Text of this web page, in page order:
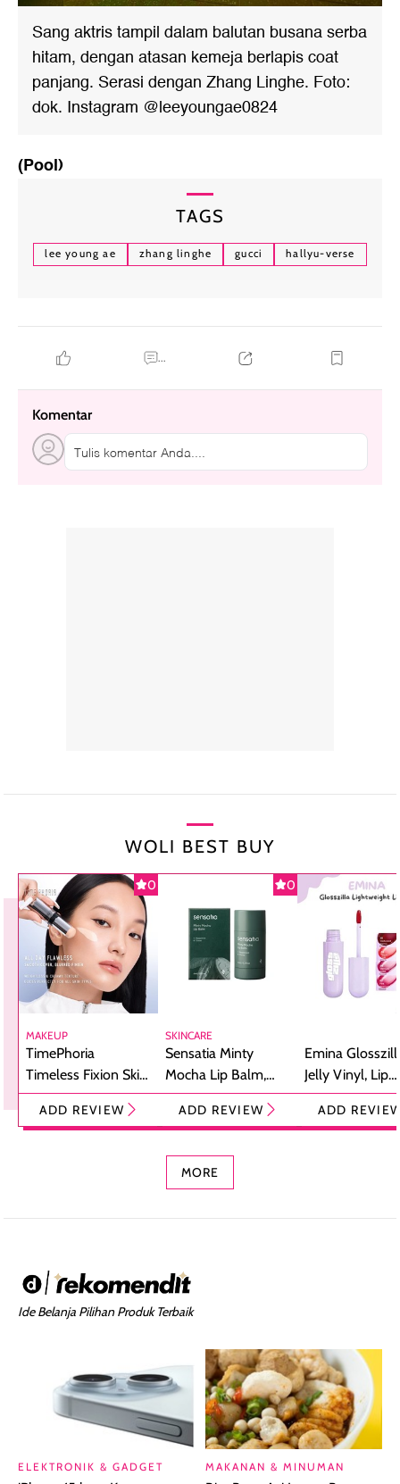
Sang aktris tampil dalam balutan busana serba
hitam, dengan atasan kemeja berlapis coat
panjang. Serasi dengan Zhang Linghe. Foto:
dok. Instagram @leeyoungae0824
(Pool)
TAGS
lee young ae zhang linghe gucci hallyu-verse
...
Komentar
Tulis komentar Anda....
WOLI BEST BUY
0
MAKEUP
TimePhoria
Timeless Fixion Skin
Tint Stick,
Foundation dan
ADD REVIEW
0
SKINCARE
Sensatia Minty
Mocha Lip Balm,
Pelembap Bibir
dengan Aroma
ADD REVIEW
Emina
Jelly Vinyl, Lip
Cream Glossy
Ringan
ADD
MORE
Ide Belanja Pilihan Produk Terbaik
ELEKTRONIK & GADGET MAKANAN & MINUMAN